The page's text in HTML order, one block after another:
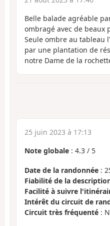
Belle balade agréable
ombragé avec de beaux
Seule ombre au tableau
par une plantation de
notre Dame de la
25 juin 2023 à 17:13
Note globale : 4.3 / 5
Date de la randonnée :
Fiabilité de la
Facilité à suivre
Intérêt du circuit de
Circuit très fréquenté :